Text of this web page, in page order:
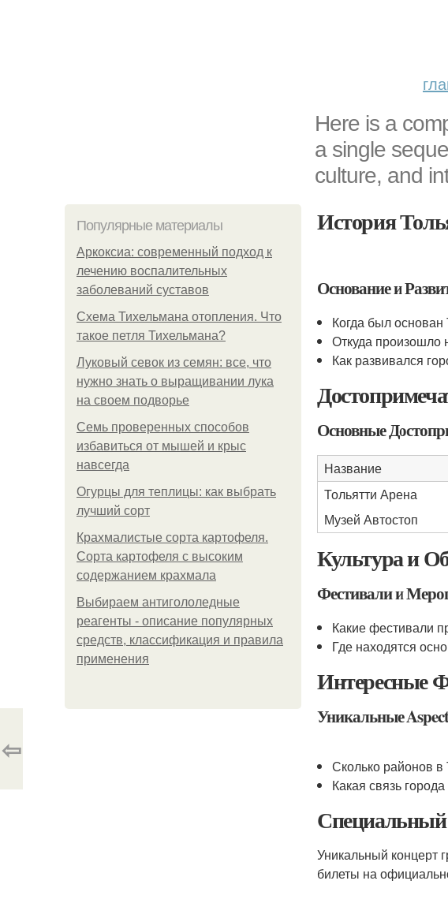
Here is a
a single
culture, and
Популярные материалы
Аркоксиа: современный подход к
лечению воспалительных
заболеваний суставов
Схема Тихельмана отопления. Что
такое петля Тихельмана?
Луковый севок из семян: все, что
нужно знать о выращивании лука
на своем подворье
Семь проверенных способов
избавиться от мышей и крыс
навсегда
Огурцы для теплицы: как выбрать
лучший сорт
Крахмалистые сорта картофеля.
Сорта картофеля с высоким
содержанием крахмала
Выбираем антигололедные
реагенты - описание популярных
средств, классификация и правила
применения
История
Основание и
Когда был
Откуда произошло
Как развивался
Основные
Название
Тольятти Арена
Музей Автостоп
Культура и
Фестивали и
Какие фестивали
Где находятся
Интересные
Уникальные
Сколько районов в
Какая связь
Уникальный концерт
билеты на
⇦